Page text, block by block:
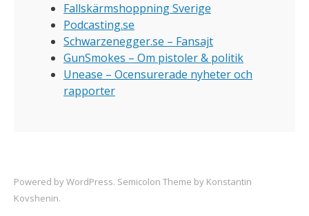
Fallskärmshoppning Sverige
Podcasting.se
Schwarzenegger.se – Fansajt
GunSmokes – Om pistoler & politik
Unease – Ocensurerade nyheter och
rapporter
Powered byWordPress. Semicolon Theme by Konstantin
Kovshenin.